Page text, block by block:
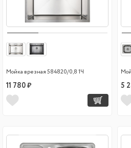
Мойка врезная 584820/0,8 1Ч
11 780 ₽ 5